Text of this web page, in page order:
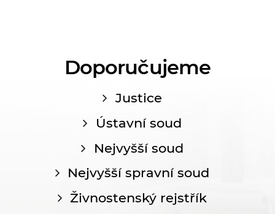
Doporučujeme
Justice
Ústavní soud
Nejvyšší soud
Nejvyšší spravní soud
Živnostenský rejstřík